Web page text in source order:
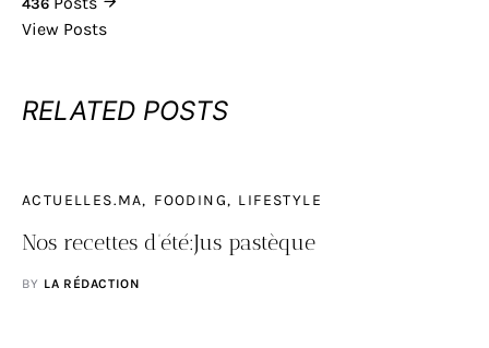
436
View Posts
RELATED POSTS
ACTUELLES.MA FOODING LIFESTYLE
Nos recettes d’été:Jus pastèque
BY LA RÉDACTION